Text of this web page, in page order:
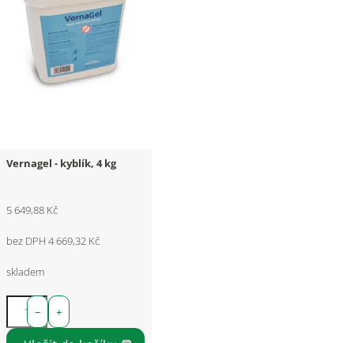
Vernagel - kyblík, 4 kg
5 649,88 Kč
bez DPH 4 669,32 Kč
skladem
+
−